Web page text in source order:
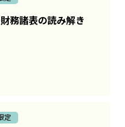
務諸表の読み解き
定